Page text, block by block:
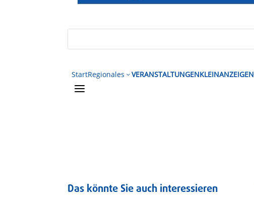
StartRegionales 3VERANSTALTUNGENKLEINANZEIGEN
a
Das könnte Sie auch interessieren